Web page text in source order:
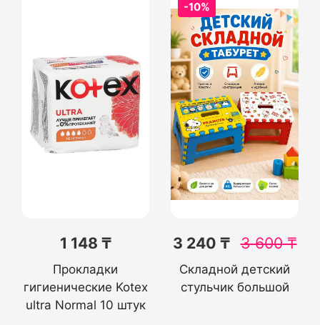
1 148 ₸
Прокладки
гигиенические Kotex
ultra Normal 10 штук
-10%
3 240 ₸ 3 600₸
Складной детский
стульчик большой